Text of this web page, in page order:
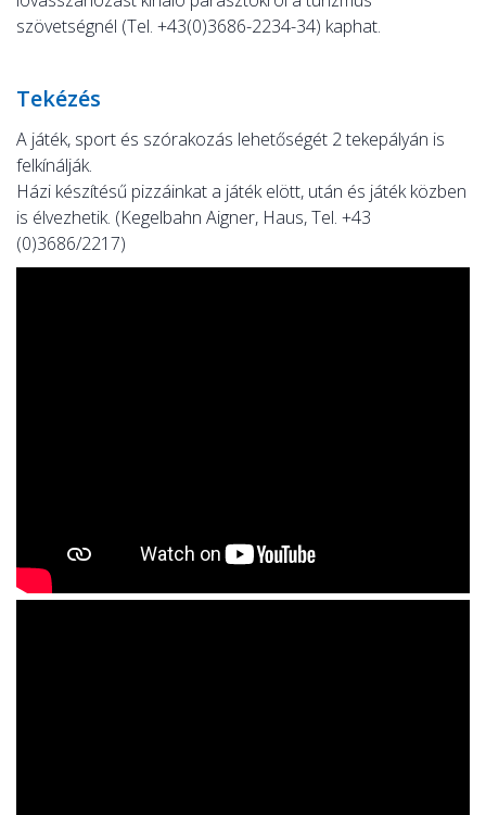
szövetségnél (Tel. +43(0)3686-2234-34) kaphat.
Tekézés
A játék, sport és szórakozás lehetőségét 2 tekepályán is
felkínálják.
Házi készítésű pizzáinkat a játék elött, után és játék közben
is élvezhetik. (Kegelbahn Aigner, Haus, Tel. +43
(0)3686/2217)